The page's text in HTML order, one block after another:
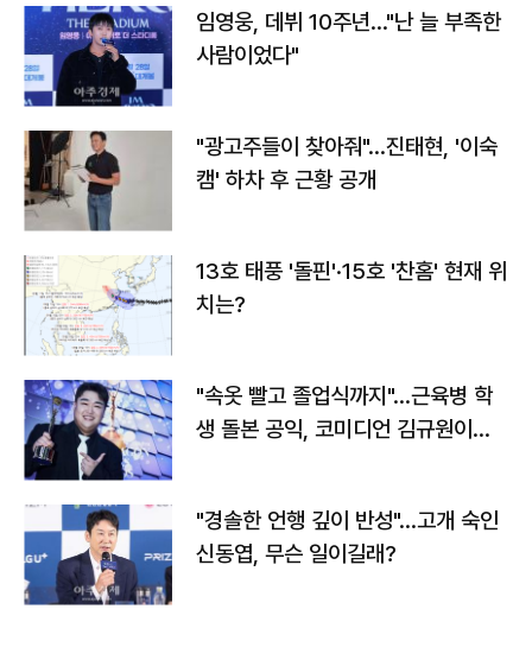
임영웅, 데뷔 10주년…"난 늘 부족한
사람이었다"
"광고주들이 찾아줘"…진태현, '이숙
캠' 하차 후 근황 공개
13호 태풍 '돌핀'·15호 '찬홈' 현재 위
치는?
"속옷 빨고 졸업식까지"…근육병 학
생 돌본 공익, 코미디언 김규원이었
"경솔한 언행 깊이 반성"…고개 숙인
신동엽, 무슨 일이길래?